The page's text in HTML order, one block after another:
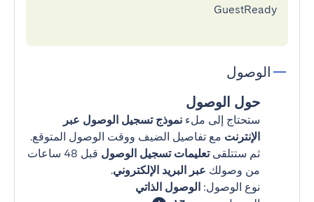
GuestReady
الوصول
حول الوصول
ستحتاج إلى ملء نموذج تسجيل الوصول عبر
الإنترنت مع تفاصيل الضيف ووقت الوصول المتوقع.
ثم ستتلقىتعليمات تسجيل الوصول
قبل 48 ساعات
من وصولك عبر البريد الإلكتروني.
نوع الوصول: الوصول الذاتي